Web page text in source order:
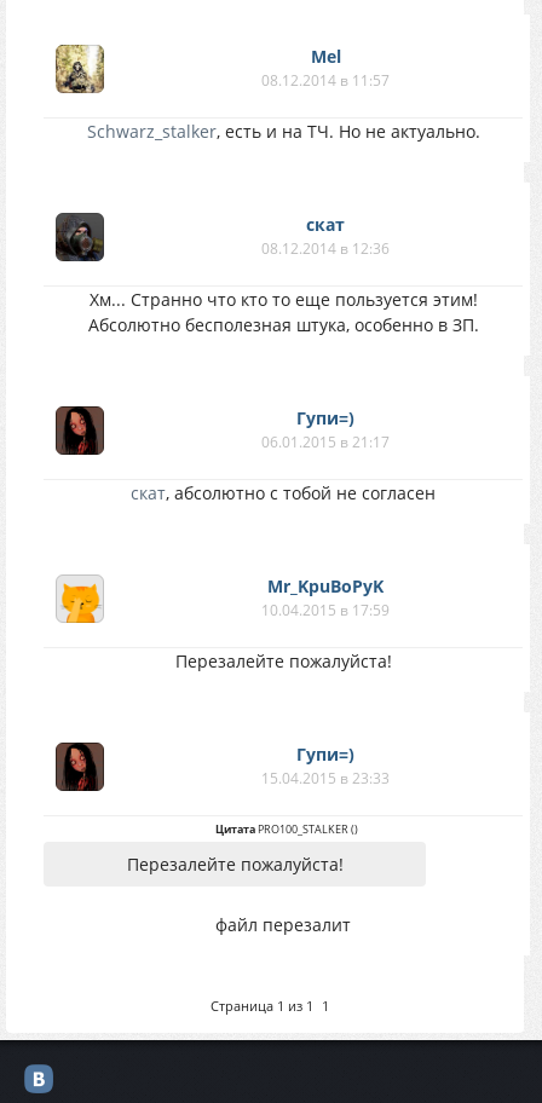
Mel
08.12.2014 в 11:57
Schwarz_stalker, есть и на ТЧ. Но не актуально.
скат
08.12.2014 в 12:36
Хм... Странно что кто то еще пользуется этим!
Абсолютно бесполезная штука, особенно в ЗП.
Гупи=)
06.01.2015 в 21:17
скат, абсолютно с тобой не согласен
Mr_KpuBoPyK
10.04.2015 в 17:59
Перезалейте пожалуйста!
Гупи=)
15.04.2015 в 23:33
ЦитатаPRO100_STALKER()
Перезалейте пожалуйста!
файл перезалит
Страница 1 из 1 1